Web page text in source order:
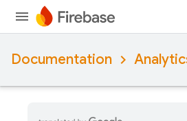
Documentation